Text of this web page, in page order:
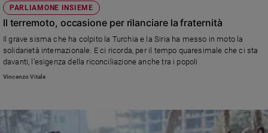
PARLIAMONE INSIEME
Il terremoto, occasione per rilanciare la fraternità
Il grave sisma che ha colpito la Turchia e la Siria ha messo in moto la
solidarietà internazionale. E ci ricorda, per il tempo quaresimale che ci sta
davanti, l’esigenza della riconciliazione anche tra i popoli
Vincenzo Vitale